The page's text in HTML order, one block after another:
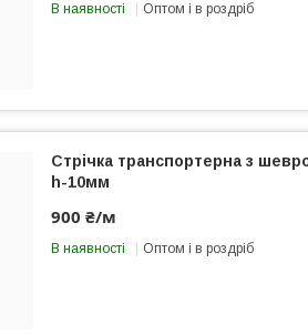
В наявності Оптом і в роздріб
Стрічка транспортерна з
h-10мм
900 ₴/м
В наявності Оптом і в роздріб